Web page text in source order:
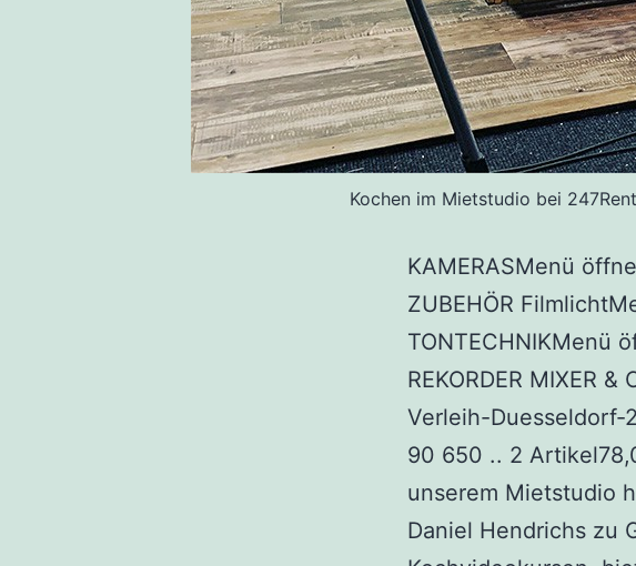
Kochen im Mietstudio bei
KAMERASMenü
ZUBEHÖR
TONTECHNIKMenü
REKORDER MIXER
Verleih-Duesseldorf-
90 650 .. 2
unserem Mietstudio
Daniel Hendrichs zu